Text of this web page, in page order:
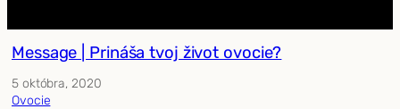
Message | Prináša tvoj život ovocie?
5 októbra, 2020
Ovocie